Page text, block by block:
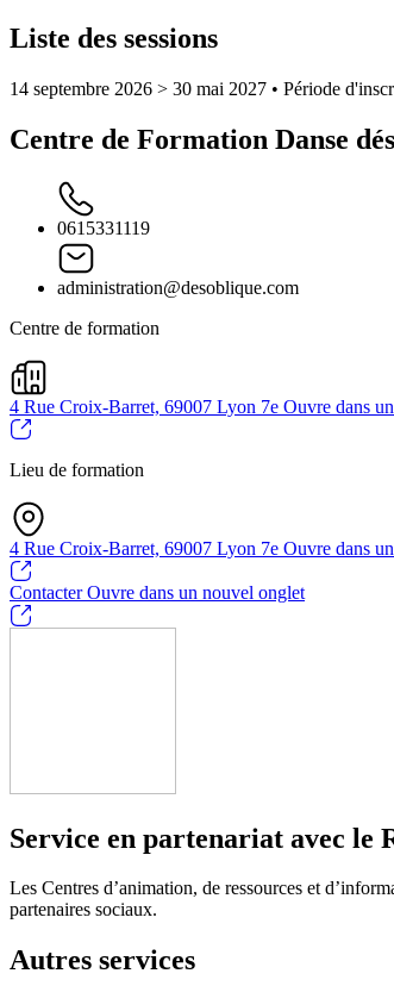
Liste des sessions
14 septembre 2026 > 30 mai 2027 • Période
Centre de Formation Danse
0615331119
administration@desoblique.com
Centre de formation
4 Rue Croix-Barret, 69007 Lyon 7e Ouvre dans
Lieu de formation
4 Rue Croix-Barret, 69007 Lyon 7e Ouvre dans
ContacterOuvre dans un nouvel onglet
Service en partenariat avec le
Les Centres d’animation, de ressources et
partenaires sociaux.
Autres services